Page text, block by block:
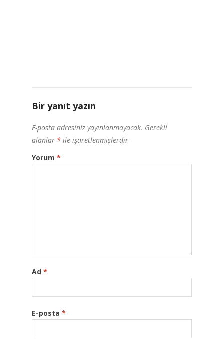
Bir yanıt yazın
E-posta adresiniz yayınlanmayacak. Gerekli
alanlar * ile işaretlenmişlerdir
Yorum *
Ad *
E-posta *